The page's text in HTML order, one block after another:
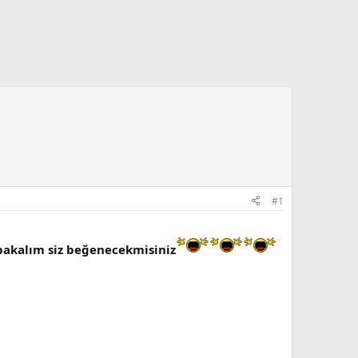
#1
siz beğenecekmisiniz